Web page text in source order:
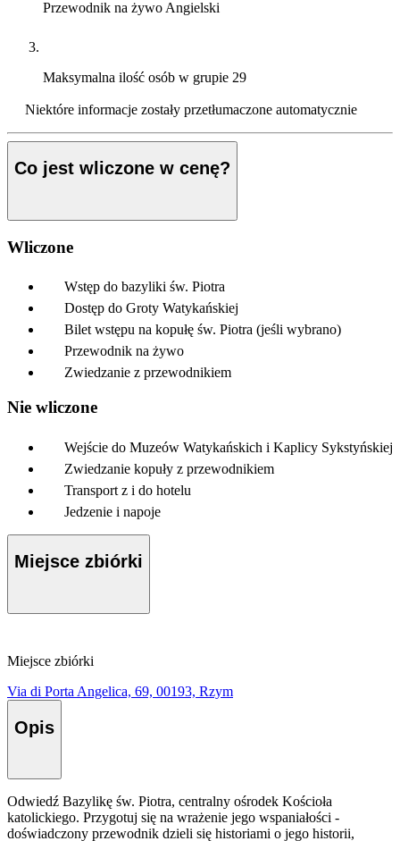
Przewodnik na żywo Angielski
Maksymalna ilość osób w grupie 29
Niektóre informacje zostały przetłumaczone automatycznie
Co jest wliczone w cenę?
Wliczone
Wstęp do bazyliki św. Piotra
Dostęp do Groty Watykańskiej
Bilet wstępu na kopułę św. Piotra (jeśli wybrano)
Przewodnik na żywo
Zwiedzanie z przewodnikiem
Nie wliczone
Wejście do Muzeów Watykańskich i Kaplicy Sykstyńskiej
Zwiedzanie kopuły z przewodnikiem
Transport z i do hotelu
Jedzenie i napoje
Miejsce zbiórki
Miejsce zbiórki
Via di Porta Angelica, 69, 00193, Rzym
Opis
Odwiedź Bazylikę św. Piotra, centralny ośrodek Kościoła
katolickiego. Przygotuj się na wrażenie jego wspaniałości -
doświadczony przewodnik dzieli się historiami o jego historii,